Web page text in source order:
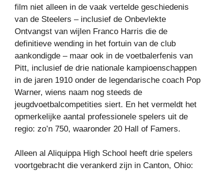
film niet alleen in de vaak vertelde geschiedenis
van de Steelers – inclusief de Onbevlekte
Ontvangst van wijlen Franco Harris die de
definitieve wending in het fortuin van de club
aankondigde – maar ook in de voetbalerfenis van
Pitt, inclusief de drie nationale kampioenschappen
in de jaren 1910 onder de legendarische coach Pop
Warner, wiens naam nog steeds de
jeugdvoetbalcompetities siert. En het vermeldt het
opmerkelijke aantal professionele spelers uit de
regio: zo’n 750, waaronder 20 Hall of Famers.
Alleen al Aliquippa High School heeft drie spelers
voortgebracht die verankerd zijn in Canton, Ohio: